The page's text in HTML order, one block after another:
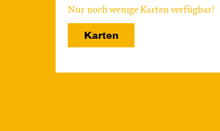
Nur noch wenige Karten verfügbar!
Karten